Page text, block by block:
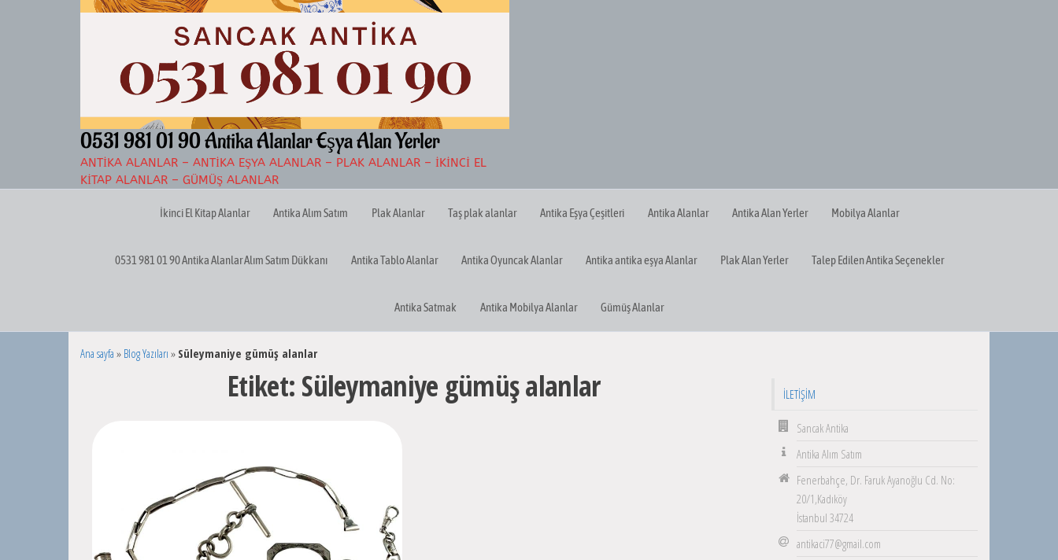
0531 981 01 90 Antika Alanlar Eşya Alan Yerler
ANTIKA ALANLAR – ANTIKA EŞYA ALANLAR – PLAK ALANLAR – İKINCI EL
KITAP ALANLAR – GÜMÜŞ ALANLAR
İkinci El Kitap Alanlar Antika Alım Satım Plak Alanlar Taş plak alanlar Antika Eşya Çeşitleri Antika Alanlar Antika Alan Yerler Mobilya Alanlar
0531 981 01 90 Antika Alanlar Alım Satım Dükkanı Antika Tablo Alanlar Antika Oyuncak Alanlar Antika antika eşya Alanlar Plak Alan Yerler Talep Edilen Antika Seçenekler
Antika Satmak Antika Mobilya Alanlar Gümüş Alanlar
Ana sayfa » Blog Yazıları » Süleymaniye gümüş alanlar
Etiket: Süleymaniye gümüş alanlar İLETIŞIM
Sancak Antika
Antika Alım Satım
Fenerbahçe, Dr. Faruk Ayanoğlu Cd. No:
20/1,Kadıköy
İstanbul 34724
antikaci77@gmail.com